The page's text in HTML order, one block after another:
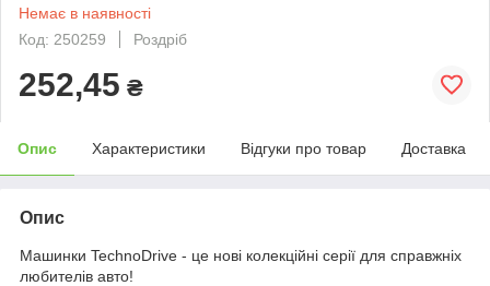
Немає в наявності
Код: 250259
Роздріб
252,45 ₴
Опис Характеристики Відгуки про товар Доставка
Опис
Машинки TechnoDrive - це нові колекційні серії для справжніх
любителів авто!